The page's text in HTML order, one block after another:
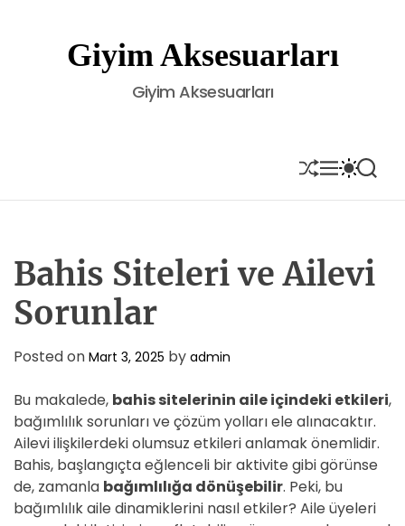
t
Giyim Aksesuarları
Giyim Aksesuarları
S
H
U
E
M
E
N
S
W
I
C
O
E
S
E
A
Bahis Siteleri ve Ailevi
Sorunlar
Posted on Mart 3, 2025 by admin
Bu makalede, bahis sitelerinin aile içindeki etkileri,
bağımlılık sorunları ve çözüm yolları ele alınacaktır.
Ailevi ilişkilerdeki olumsuz etkileri anlamak önemlidir.
Bahis, başlangıçta eğlenceli bir aktivite gibi görünse
de, zamanla bağımlılığa dönüşebilir. Peki, bu
bağımlılık aile dinamiklerini nasıl etkiler? Aile üyeleri